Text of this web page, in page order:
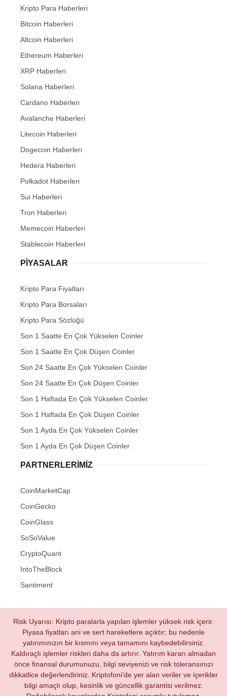
Kripto Para Haberleri
Bitcoin Haberleri
Altcoin Haberleri
Ethereum Haberleri
XRP Haberleri
Solana Haberleri
Cardano Haberleri
Avalanche Haberleri
Litecoin Haberleri
Dogecoin Haberleri
Hedera Haberleri
Polkadot Haberleri
Sui Haberleri
Tron Haberleri
Memecoin Haberleri
Stablecoin Haberleri
PIYASALAR
Kripto Para Fiyatları
Kripto Para Borsaları
Kripto Para Sözlüğü
Son 1 Saatte En Çok Yükselen Coinler
Son 1 Saatte En Çok Düşen Coinler
Son 24 Saatte En Çok Yükselen Coinler
Son 24 Saatte En Çok Düşen Coinler
Son 1 Haftada En Çok Yükselen Coinler
Son 1 Haftada En Çok Düşen Coinler
Son 1 Ayda En Çok Yükselen Coinler
Son 1 Ayda En Çok Düşen Coinler
PARTNERLERIMIZ
CoinMarketCap
CoinGecko
CoinGlass
SoSoValue
CryptoQuant
IntoTheBlock
Santiment
Risk Uyarısı: Kripto paralarla yapılan işlemler yüksek risk içerir.
Piyasa fiyatları ani ve sert hareketlere açıktır; bu nedenle
yatırımınızın bir kısmını veya tamamını kaybedebilirsiniz.
Kaldıraçlı işlemler riskleri daha da artırır. Yatırım kararı almadan
önce finansal durumunuzu, bilgi seviyenizi ve risk toleransınızı
dikkatlice değerlendiriniz. Kriptofoni’de yer alan veriler ve içerikler
bilgi amaçlı olup, kesinlik ve güncellik garantisi verilmez.